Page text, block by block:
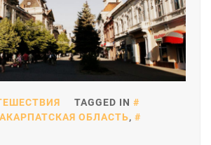
TAGGED IN
ОБЛАСТЬ,